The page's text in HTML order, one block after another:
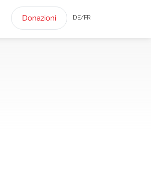
Donazioni DE/FR